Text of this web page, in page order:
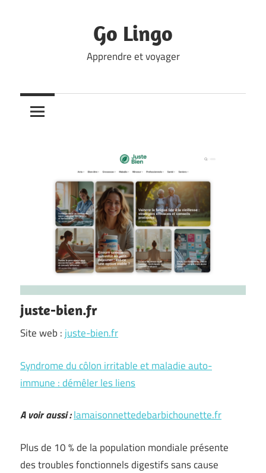
Go Lingo
Apprendre et voyager
juste-bien.fr
Site web : juste-bien.fr
Syndrome du côlon irritable et maladie auto-
immune : démêler les liens
A voir aussi :lamaisonnettedebarbichounette.fr
Plus de 10 % de la population mondiale présente
des troubles fonctionnels digestifs sans cause